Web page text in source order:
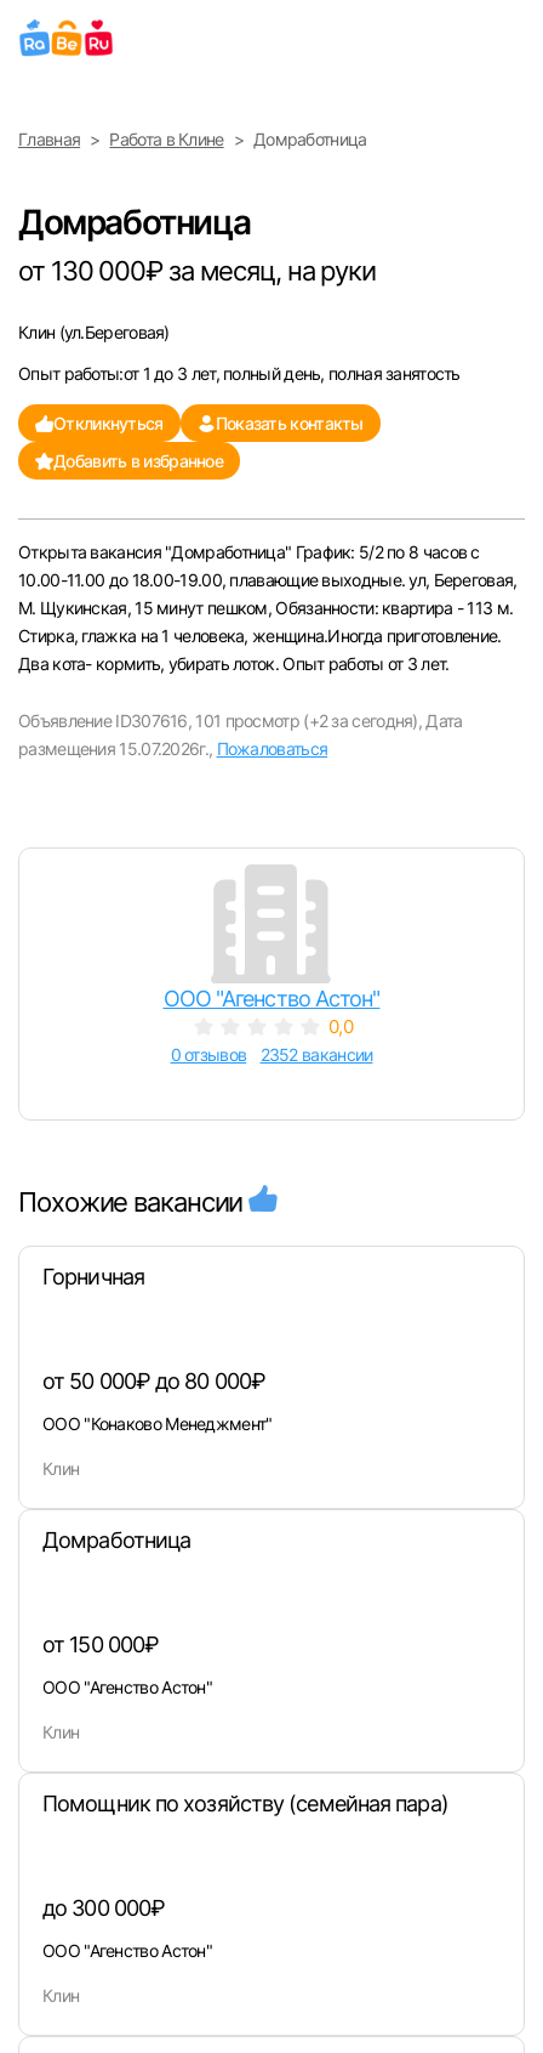
Выберите город
Санкт-Петербург
Ижевск
Екатеринбург
Саратов
Казань
Челябинск
Пермь
вакансии с контактами и оставлять отклики
E-mail или Телефон
Главная Работа в Клине Домработница
Домработница
от 130 000₽ за месяц, на руки
Клин (ул.Береговая)
Опыт работы:от 1 до 3 лет, полный день, полная занятость
Откликнуться
Показать контакты
Добавить в избранное
Открыта вакансия "Домработница" График: 5/2 по 8 часов с
10.00-11.00 до 18.00-19.00, плавающие выходные. ул, Береговая,
М. Щукинская, 15 минут пешком, Oбязaннocти: квартира - 113 м.
Стирка, глажка на 1 человека, женщина.Иногда приготовление.
Два кота- кормить, убирать лоток. Опыт работы от 3 лет.
Объявление ID307616, 101 просмотр (+2 за сегодня), Дата
размещения 15.07.2026г., Пожаловаться
ООО "Агенство Астон"
0,0
0 отзывов 2352 вакансии
Похожие вакансии
Горничная
от 50 000₽ до 80 000₽
ООО "Конаково Менеджмент"
Клин
Домработница
от 150 000₽
ООО "Агенство Астон"
Клин
Помощник по хозяйству (семейная пара)
до 300 000₽
ООО "Агенство Астон"
Клин